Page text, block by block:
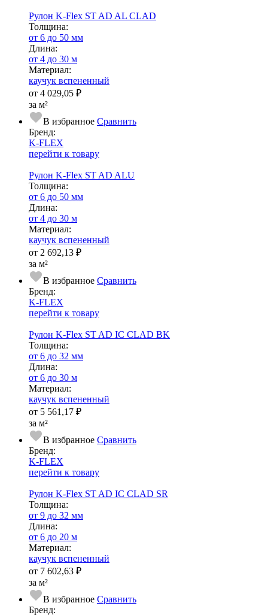
Рулон K-Flex ST AD AL CLAD
Тол­щи­на:
от 6 до 50 мм
Длина:
от 4 до 30 м
Ма­­те­­ри­­ал:
каучук вспененный
от 4 029,05 ₽
за м²
В избранное Сравнить
Бренд:
K-FLEX
перейти к товару
Рулон K-Flex ST AD ALU
Тол­щи­на:
от 6 до 50 мм
Длина:
от 4 до 30 м
Ма­­те­­ри­­ал:
каучук вспененный
от 2 692,13 ₽
за м²
В избранное Сравнить
Бренд:
K-FLEX
перейти к товару
Рулон K-Flex ST AD IC CLAD BK
Тол­щи­на:
от 6 до 32 мм
Длина:
от 6 до 30 м
Ма­­те­­ри­­ал:
каучук вспененный
от 5 561,17 ₽
за м²
В избранное Сравнить
Бренд:
K-FLEX
перейти к товару
Рулон K-Flex ST AD IC CLAD SR
Тол­щи­на:
от 9 до 32 мм
Длина:
от 6 до 20 м
Ма­­те­­ри­­ал:
каучук вспененный
от 7 602,63 ₽
за м²
В избранное Сравнить
Бренд: